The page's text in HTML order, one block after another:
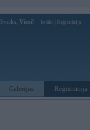
Sveiks, Viesi! Ienākt Reģistrācija
Galerijas Reģistrācija